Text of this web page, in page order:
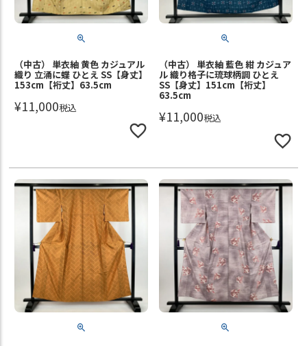
（中古） 単衣紬 黄色 カジュアル
織り 立涌に蝶 ひとえ SS【身丈】
153cm【裄丈】63.5cm
¥11,000税込
（中古） 単衣紬 藍色 紺 カジュア
ル 織り格子に琉球柄調 ひとえ
SS【身丈】151cm【裄丈】
63.5cm
¥11,000税込